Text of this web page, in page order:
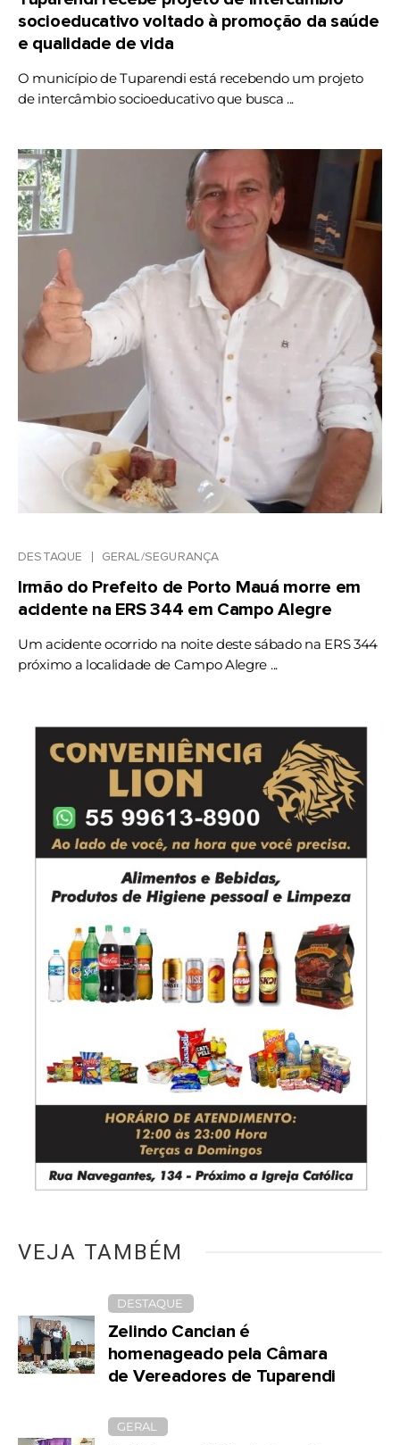
socioeducativo voltado à promoção da saúde
e qualidade de vida
O município de Tuparendi está recebendo um projeto
de intercâmbio socioeducativo que busca ...
DESTAQUE GERAL/SEGURANÇA
Irmão do Prefeito de Porto Mauá morre em
acidente na ERS 344 em Campo Alegre
Um acidente ocorrido na noite deste sábado na ERS 344
próximo a localidade de Campo Alegre ...
VEJA TAMBÉM
DESTAQUE
Zelindo Cancian é
homenageado pela Câmara
de Vereadores de Tuparendi
GERAL